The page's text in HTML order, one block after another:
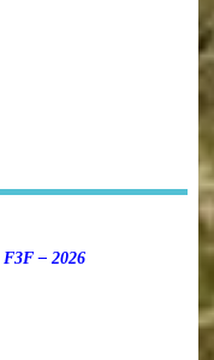
F3F – 2026